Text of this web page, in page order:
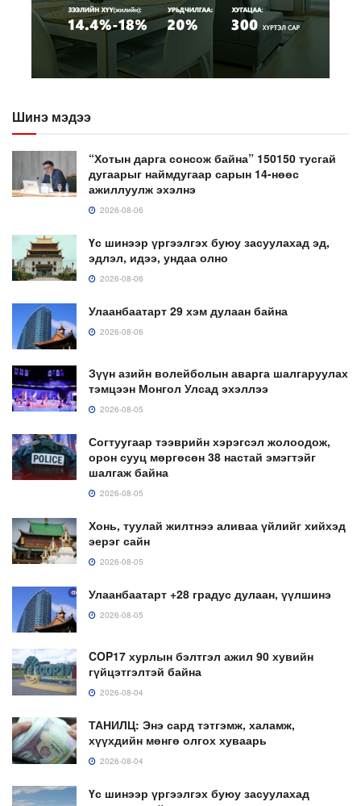
Шинэ мэдээ
“Хотын дарга сонсож байна” 150150 тусгай
дугаарыг наймдугаар сарын 14-нөөс
ажиллуулж эхэлнэ
2026-08-06
Үс шинээр үргээлгэх буюу засуулахад эд,
эдлэл, идээ, ундаа олно
2026-08-06
Улаанбаатарт 29 хэм дулаан байна
2026-08-06
Зүүн азийн волейболын аварга шалгаруулах
тэмцээн Монгол Улсад эхэллээ
2026-08-05
Согтуугаар тээврийн хэрэгсэл жолоодож,
орон сууц мөргөсөн 38 настай эмэгтэйг
шалгаж байна
2026-08-05
Хонь, туулай жилтнээ аливаа үйлийг хийхэд
эерэг сайн
2026-08-05
Улаанбаатарт +28 градус дулаан, үүлшинэ
2026-08-05
COP17 хурлын бэлтгэл ажил 90 хувийн
гүйцэтгэлтэй байна
2026-08-04
ТАНИЛЦ: Энэ сард тэтгэмж, халамж,
хүүхдийн мөнгө олгох хуваарь
2026-08-04
Үс шинээр үргээлгэх буюу засуулахад